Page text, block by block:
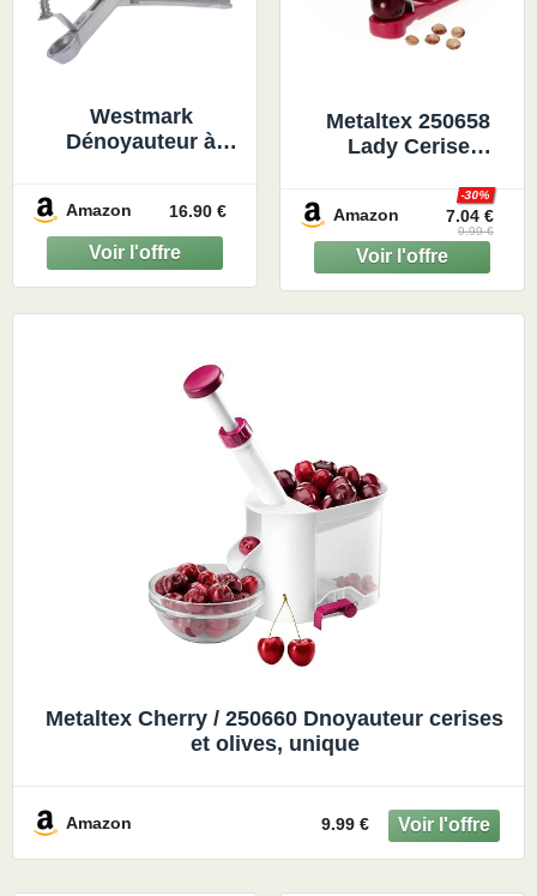
Westmark
Dénoyauteur à
Ressort, longueur :
16,7 cm,
Aluminium/revêtu,
Olivus, 40402270
Amazon 16.90 €
Metaltex 250658
Lady Cerise
Acier Inoxydable
Multicolore 25 x 15
x 5 cm
Amazon 7.04 €
-30%
9.99 €
Metaltex Cherry / 250660 Dnoyauteur cerises
et olives, unique
Amazon 9.99 €